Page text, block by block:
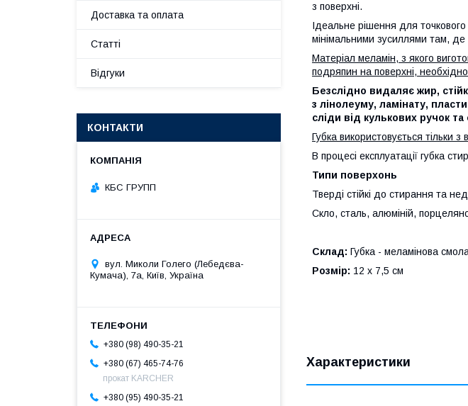
з поверхні.
Ідеальне рішення для
мінімальними зусиллями там,
Матеріал меламін, з якого
подряпин на поверхні,
Безслідно видаляє жир,
з лінолеуму, ламінату,
сліди від кулькових ручок
Губка використовується тільки
В процесі експлуатації губка
Типи поверхонь
Тверді стійкі до стирання та
Скло, сталь, алюміній,
Склад: Губка - меламінова
Розмір: 12 x 7,5 см
Характеристики
Доставка та оплата
Статті
Відгуки
КОНТАКТИ
КБС ГРУПП
вул. Миколи Голего (Лебедєва-
Кумача), 7а, Київ, Україна
+380 (98) 490-35-21
+380 (67) 465-74-76
прокат KARCHER
+380 (95) 490-35-21